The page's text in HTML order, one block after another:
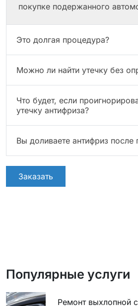
покупке подержанного
Это долгая процедура?
Можно ли найти утечку без
Что будет, если
утечку антифриза?
Вы доливаете антифриз после
Заказать
Популярные услуги
Ремонт выхлопной